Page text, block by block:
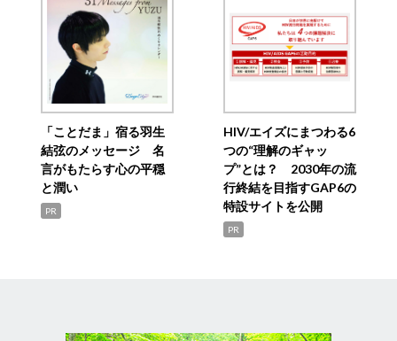
「ことだま」宿る羽生
結弦のメッセージ 名
言がもたらす心の平穏
と潤い
PR
HIV/エイズにまつわる6
つの“理解のギャッ
プ”とは？ 2030年の流
行終結を目指すGAP6の
特設サイトを公開
PR